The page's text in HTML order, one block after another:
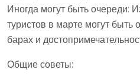
Иногда могут быть очереди:
туристов в марте могут быть
барах и
Общие советы: